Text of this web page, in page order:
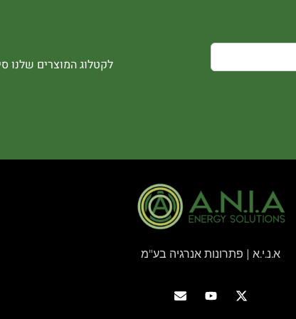
לקטלוג המוצרים שלנו
א.נ.י.א | פתרונות אנרגיה בע"מ